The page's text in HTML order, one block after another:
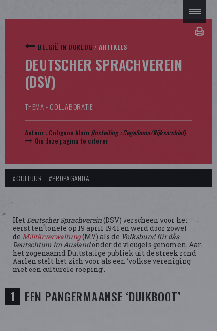
BELGIË IN OORLOG /ARTIKELS
DEUTSCHER SPRACHVEREIN
(DSV)
THEMA - COLLABORATIE
Auteur : Colignon Alain (Instelling : CegeSoma/Rijksarchief)
Om deze pagina te citeren
#CULTUUR #PROPAGANDA
HetDeutscher Sprachverein(DSV) verscheen voor het
eerst ten tonele op 19 april 1941 en werd door zowel
deMilitärverwaltung(MV) als de Volksbund für das
Deutschtum im Auslandonder de vleugels genomen. Aan
het zogenaamd Duitstalige publiek uit de streek rond
Aarlen stelt het zich voor als een ‘volkse vereniging
met een culturele roeping’.
EEN PANGERMAANSE ‘DUIKBOOT’